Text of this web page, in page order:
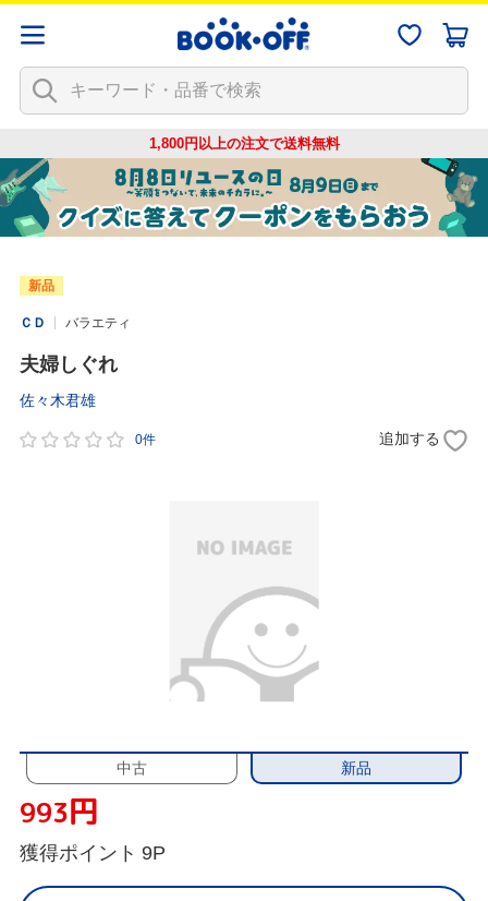
1,800円以上の注文で送料無料
新品
ＣＤ バラエティ
夫婦しぐれ
佐々木君雄
0件 追加する
中古 新品
993円
獲得ポイント 9P